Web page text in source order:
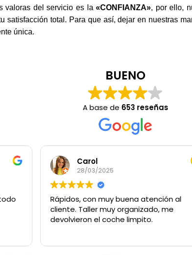
valoras del servicio es la«CONFIANZA», por ello,
satisfacción total. Para que así, dejar en nuestras
única.
BUENO
A base de 653 reseñas
Carol
28/03/2025
Rápidos, con muy buena atención al
cliente. Taller muy organizado, me
devolvieron el coche limpito.